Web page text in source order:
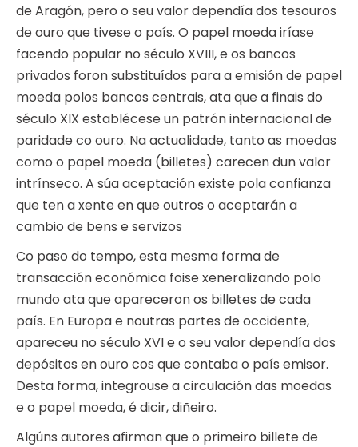
de Aragón, pero o seu valor dependía dos tesouros
de ouro que tivese o país. O papel moeda iríase
facendo popular no século XVIII, e os bancos
privados foron substituídos para a emisión de papel
moeda polos bancos centrais, ata que a finais do
século XIX establécese un patrón internacional de
paridade co ouro. Na actualidade, tanto as moedas
como o papel moeda (billetes) carecen dun valor
intrínseco. A súa aceptación existe pola confianza
que ten a xente en que outros o aceptarán a
cambio de bens e servizos
Co paso do tempo, esta mesma forma de
transacción económica foise xeneralizando polo
mundo ata que apareceron os billetes de cada
país. En Europa e noutras partes de occidente,
apareceu no século XVI e o seu valor dependía dos
depósitos en ouro cos que contaba o país emisor.
Desta forma, integrouse a circulación das moedas
e o papel moeda, é dicir, diñeiro.
Algúns autores afirman que o primeiro billete de